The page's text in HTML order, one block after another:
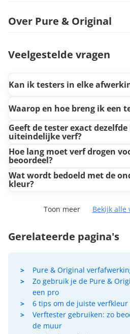
Over Pure & Original
Veelgestelde vragen
Kan ik testers in elke
Waarop en hoe breng ik een
Geeft de tester exact
uiteindelijke verf?
Hoe lang moet verf drogen
beoordeel?
Wat wordt bedoeld met de
kleur?
Toon meer Bekijk alle
Gerelateerde pagina's
Pure & Original
Zo gebruik je de Pure &
een pro
6 tips om de juiste verfkleur
Verftester gebruiken: zo
de muur